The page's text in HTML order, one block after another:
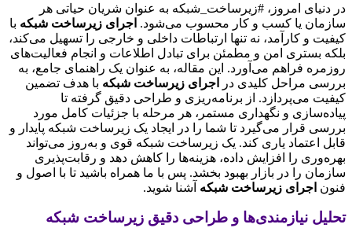
در دنیای امروز، #زیرساخت_شبکه به عنوان شریان حیاتی هر
سازمان یا کسب و کار محسوب می‌شود. اجرای زیرساخت شبکه با
کیفیت و کارآمد، نه تنها ارتباطات داخلی و خارجی را تسهیل می‌کند،
بلکه بستری امن و مطمئن برای تبادل اطلاعات و انجام فعالیت‌های
روزمره فراهم می‌آورد. این مقاله، به عنوان یک راهنمای جامع، به
بررسی مراحل کلیدی در
اجرای زیرساخت شبکه با هدف تضمین
کیفیت می‌پردازد. از برنامه‌ریزی و طراحی دقیق گرفته تا
پیاده‌سازی و نگهداری مستمر، هر مرحله با جزئیات کامل مورد
بررسی قرار می‌گیرد تا شما را در ایجاد یک زیرساخت شبکه پایدار و
قابل اعتماد یاری کند. یک زیرساخت شبکه قوی و به‌روز می‌تواند
بهره‌وری را افزایش داده، هزینه‌ها را کاهش دهد و رقابت‌پذیری
سازمان را در بازار بهبود بخشد. پس با ما همراه باشید تا با اصول و
فنون اجرای زیرساخت شبکه آشنا شوید.
تحلیل نیازمندی‌ها و طراحی دقیق زیرساخت شبکه